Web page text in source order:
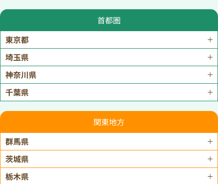
首都圏
東京都
埼玉県
神奈川県
千葉県
関東地方
群馬県
茨城県
栃木県